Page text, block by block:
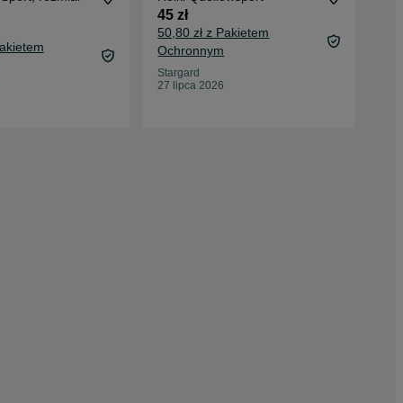
45 zł
50,80 zł z Pakietem
Ochronnym
Stargard
27 lipca 2026